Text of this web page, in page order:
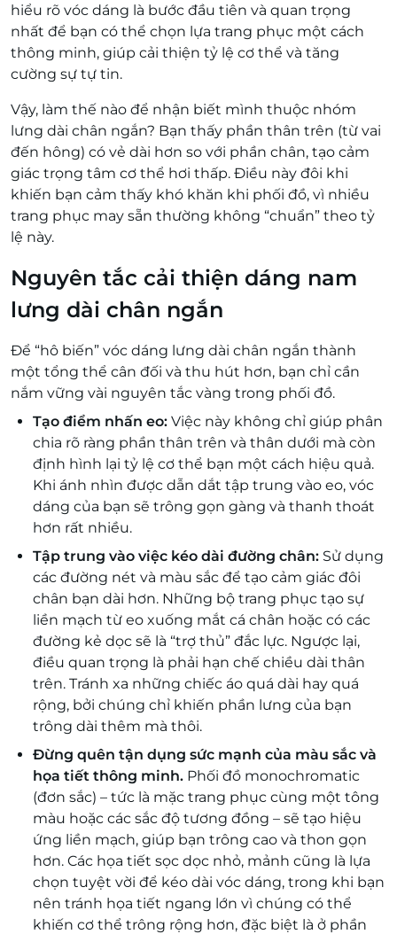
hiểu rõ vóc dáng là bước đầu tiên và quan trọng
nhất để bạn có thể chọn lựa trang phục một cách
thông minh, giúp cải thiện tỷ lệ cơ thể và tăng
cường sự tự tin.
Vậy, làm thế nào để nhận biết mình thuộc nhóm
lưng dài chân ngắn? Bạn thấy phần thân trên (từ vai
đến hông) có vẻ dài hơn so với phần chân, tạo cảm
giác trọng tâm cơ thể hơi thấp. Điều này đôi khi
khiến bạn cảm thấy khó khăn khi phối đồ, vì nhiều
trang phục may sẵn thường không “chuẩn” theo tỷ
lệ này.
Nguyên tắc cải thiện dáng nam
lưng dài chân ngắn
Để “hô biến” vóc dáng lưng dài chân ngắn thành
một tổng thể cân đối và thu hút hơn, bạn chỉ cần
nắm vững vài nguyên tắc vàng trong phối đồ.
Tạo điểm nhấn eo: Việc này không chỉ giúp phân
chia rõ ràng phần thân trên và thân dưới mà còn
định hình lại tỷ lệ cơ thể bạn một cách hiệu quả.
Khi ánh nhìn được dẫn dắt tập trung vào eo, vóc
dáng của bạn sẽ trông gọn gàng và thanh thoát
hơn rất nhiều.
Tập trung vào việc kéo dài đường chân: Sử dụng
các đường nét và màu sắc để tạo cảm giác đôi
chân bạn dài hơn. Những bộ trang phục tạo sự
liền mạch từ eo xuống mắt cá chân hoặc có các
đường kẻ dọc sẽ là “trợ thủ” đắc lực. Ngược lại,
điều quan trọng là phải hạn chế chiều dài thân
trên. Tránh xa những chiếc áo quá dài hay quá
rộng, bởi chúng chỉ khiến phần lưng của bạn
trông dài thêm mà thôi.
Đừng quên tận dụng sức mạnh của màu sắc và
họa tiết thông minh. Phối đồ monochromatic
(đơn sắc) – tức là mặc trang phục cùng một tông
màu hoặc các sắc độ tương đồng – sẽ tạo hiệu
ứng liền mạch, giúp bạn trông cao và thon gọn
hơn. Các họa tiết sọc dọc nhỏ, mảnh cũng là lựa
chọn tuyệt vời để kéo dài vóc dáng, trong khi bạn
nên tránh họa tiết ngang lớn vì chúng có thể
khiến cơ thể trông rộng hơn, đặc biệt là ở phần